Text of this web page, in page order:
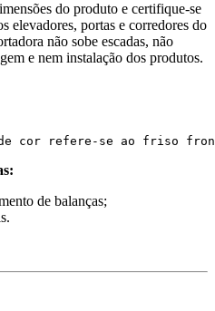
do produto e certifique-se
elevadores, portas e corredores do
não sobe escadas, não
e nem instalação dos produtos.
de cor refere-se ao friso
de balanças;
internas